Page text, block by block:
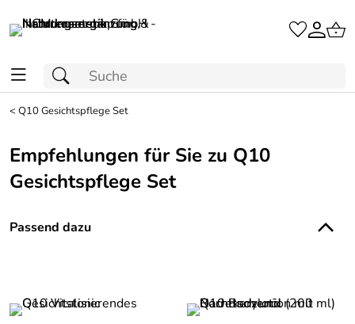
<Q10 Gesichtspflege Set
Empfehlungen für Sie zu Q10
Gesichtspflege Set
Passend dazu